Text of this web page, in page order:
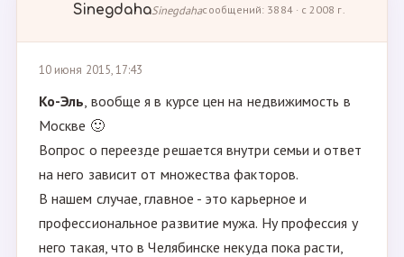
SinegdahaSinegdahaсообщений: 3884 · с 2008 г.
10 июня 2015, 17:43
Ко-Эль, вообще я в курсе цен на недвижимость в
Москве 🙂
Вопрос о переезде решается внутри семьи и ответ
на него зависит от множества факторов.
В нашем случае, главное - это карьерное и
профессиональное развитие мужа. Ну профессия у
него такая, что в Челябинске некуда пока расти,